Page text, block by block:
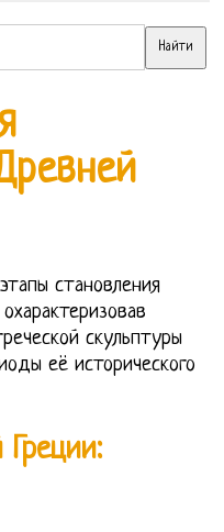
становления
скульптуры
её исторического
Греции: